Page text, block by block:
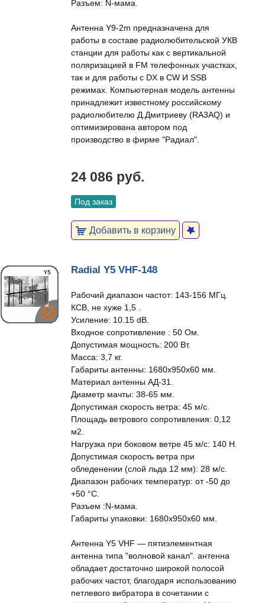
Разъем: N-мама.
Антенна Y9-2m предназначена для
работы в составе радиолюбительской УКВ
станции для работы как с вертикальной
поляризацией в FM телефонных участках,
так и для работы с DX в CW И SSB
режимах. Компьютерная модель антенны
принадлежит известному российскому
радиолюбителю Д.Дмитриеву (RA3AQ) и
оптимизирована автором под
производство в фирме "Радиал".
24 086 руб.
Под заказ
Добавить в корзину
Radial Y5 VHF-148
Рабочий диапазон частот: 143-156 МГц.
КСВ, не хуже 1,5 .
Усиление: 10.15 dB.
Входное сопротивление : 50 Ом.
Допустимая мощность: 200 Вт.
Масса: 3,7 кг.
Габариты антенны: 1680x950x60 мм.
Материал антенны АД-31.
Диаметр мачты: 38-65 мм.
Допустимая скорость ветра: 45 м/с.
Площадь ветрового сопротивления: 0,12
м2.
Нагрузка при боковом ветре 45 м/с: 140 Н.
Допустимая скорость ветра при
обледенении (слой льда 12 мм): 28 м/с.
Диапазон рабочих температур: от -50 до
+50 °С.
Разъем :N-мама.
Габариты упаковки: 1680x950x60 мм.
Антенна Y5 VHF — пятиэлементная
антенна типа "волновой канал". антенна
обладает достаточно широкой полосой
рабочих частот, благодаря использованию
петлевого вибратора в сочетании с